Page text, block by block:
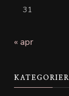
31
« apr
KATEGORIER